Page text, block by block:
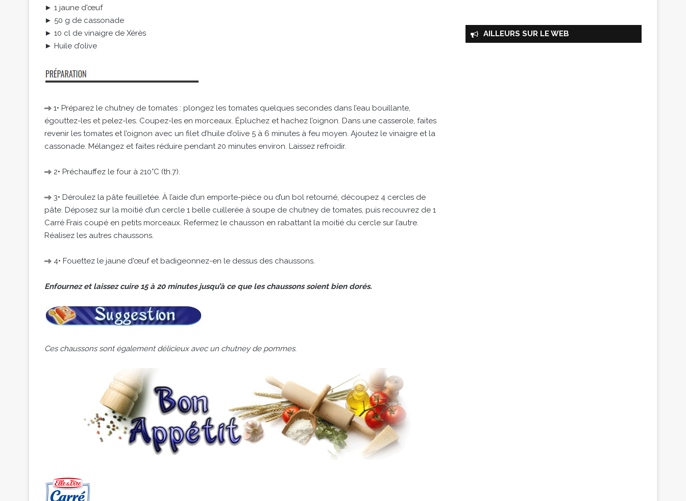
► 1 jaune d'œuf
► 50 g de cassonade
► 10 cl de vinaigre de Xérès
► Huile d’olive
1• Préparez le chutney de tomates : plongez les tomates quelques secondes dans l’eau bouillante,
égouttez-les et pelez-les. Coupez-les en morceaux. Épluchez et hachez l’oignon. Dans une casserole, faites
revenir les tomates et l’oignon avec un filet d’huile d’olive 5 à 6 minutes à feu moyen. Ajoutez le vinaigre et la
cassonade. Mélangez et faites réduire pendant 20 minutes environ. Laissez refroidir.
2• Préchauffez le four à 210°C (th.7).
3• Déroulez la pâte feuilletée. À l’aide d’un emporte-pièce ou d’un bol retourné, découpez 4 cercles de
pâte. Déposez sur la moitié d’un cercle 1 belle cuillerée à soupe de chutney de tomates, puis recouvrez de 1
Carré Frais coupé en petits morceaux. Refermez le chausson en rabattant la moitié du cercle sur l’autre.
Réalisez les autres chaussons.
4• Fouettez le jaune d'œuf et badigeonnez-en le dessus des chaussons.
Enfournez et laissez cuire 15 à 20 minutes jusqu’à ce que les chaussons soient bien dorés.
Ces chaussons sont également délicieux avec un chutney de pommes.
AILLEURS SUR LE WEB